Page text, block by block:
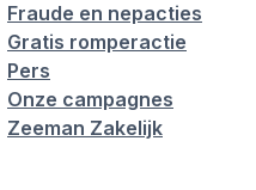
Fraude en nepacties
Gratis romperactie
Pers
Onze campagnes
Zeeman Zakelijk